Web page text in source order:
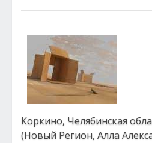
Коркино, Челябинская
(Новый Регион, Алла